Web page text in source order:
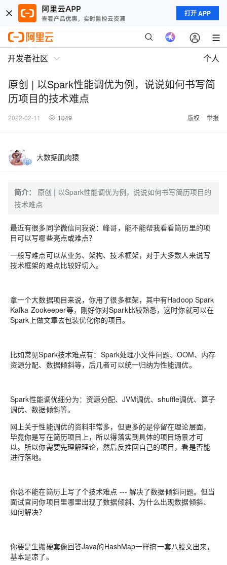
打开 APP
开发者社区 个人
原创 | 以Spark性能调优为例，说说如何书写简
历项目的技术难点
2022-02-11 1049 版权 举报
大数据肌肉猿
简介：
原创 | 以Spark性能调优为例，说说如何书写简历项目的
技术难点
最近有很多同学微信问我说：峰哥，能不能帮我看看简历里的项
目可以写哪些亮点或难点？
一般写难点可以从业务、架构、技术框架，对于大多数人来说写
技术框架的难点比较好切入。
拿一个大数据项目来说，你用了很多框架，其中有Hadoop Spark
Kafka Zookeeper等，刚好你对Spark比较熟悉，这时你就可以在
Spark上做文章去包装优化你的项目。
比如常见Spark技术难点有：Spark处理小文件问题、OOM、内存
资源分配、数据倾斜等，后几者可以统一归纳为性能调优。
Spark性能调优细分为：资源分配、JVM调优、shuffle调优、算子
调优、数据倾斜等。
网上关于性能调优的资料非常多，但更多的是停留在理论层面，
毕竟你是写在简历项目上，所以得落实到具体的项目场景才可
以。所以你需要先理解理论，然后反推回自己的项目，看是否能
进行落地。
你总不能在简历上写了个技术难点 --- 解决了数据倾斜问题。但当
面试官问你项目里哪里出现了数据倾斜、为什么出现数据倾斜、
如何解决？
你要是生搬硬套像回答Java的HashMap一样搞一套八股文出来，
基本是凉了。